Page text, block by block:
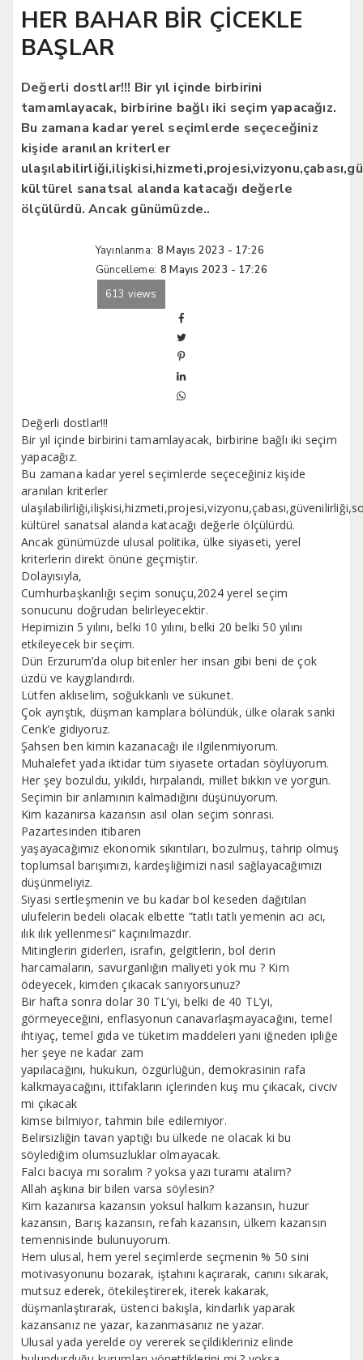
HER BAHAR BİR ÇİCEKLE
BAŞLAR
Değerli dostlar!!! Bir yıl içinde birbirini
tamamlayacak, birbirine bağlı iki seçim yapacağız.
Bu zamana kadar yerel seçimlerde seçeceğiniz
kişide aranılan kriterler
kültürel sanatsal alanda katacağı değerle
ölçülürdü. Ancak günümüzde..
Yayınlanma: 8 Mayıs 2023 - 17:26
Güncelleme: 8 Mayıs 2023 - 17:26
613 views
Değerli dostlar!!!
Bir yıl içinde birbirini tamamlayacak, birbirine bağlı iki seçim
yapacağız.
Bu zamana kadar yerel seçimlerde seçeceğiniz kişide
aranılan kriterler
kültürel sanatsal alanda katacağı değerle ölçülürdü.
Ancak günümüzde ulusal politika, ülke siyaseti, yerel
kriterlerin direkt önüne geçmiştir.
Dolayısıyla,
Cumhurbaşkanlığı seçim sonuçu,2024 yerel seçim
sonucunu doğrudan belirleyecektir.
Hepimizin 5 yılını, belki 10 yılını, belki 20 belki 50 yılını
etkileyecek bir seçim.
Dün Erzurum’da olup bitenler her insan gibi beni de çok
üzdü ve kaygılandırdı.
Lütfen aklıselim, soğukkanlı ve sükunet.
Çok ayrıştık, düşman kamplara bölündük, ülke olarak sanki
Cenk’e gidiyoruz.
Şahsen ben kimin kazanacağı ile ilgilenmiyorum.
Muhalefet yada iktidar tüm siyasete ortadan söylüyorum.
Her şey bozuldu, yıkıldı, hırpalandı, millet bıkkın ve yorgun.
Seçimin bir anlamının kalmadığını düşünüyorum.
Kim kazanırsa kazansın asıl olan seçim sonrası.
Pazartesinden itibaren
yaşayacağımız ekonomik sıkıntıları, bozulmuş, tahrip olmuş
toplumsal barışımızı, kardeşliğimizi nasıl sağlayacağımızı
düşünmeliyiz.
Siyasi sertleşmenin ve bu kadar bol keseden dağıtılan
ulufelerin bedeli olacak elbette ”tatlı tatlı yemenin acı acı,
ılık ılık yellenmesi” kaçınılmazdır.
Mitinglerin giderleri, israfın, gelgitlerin, bol derin
harcamaların, savurganlığın maliyeti yok mu ? Kim
ödeyecek, kimden çıkacak sanıyorsunuz?
Bir hafta sonra dolar 30 TL’yi, belki de 40 TL’yi,
görmeyeceğini, enflasyonun canavarlaşmayacağını, temel
ihtiyaç, temel gıda ve tüketim maddeleri yani iğneden ipliğe
her şeye ne kadar zam
yapılacağını, hukukun, özgürlüğün, demokrasinin rafa
kalkmayacağını, ittifakların içlerinden kuş mu çıkacak, civciv
mi çıkacak
kimse bilmiyor, tahmin bile edilemiyor.
Belirsizliğin tavan yaptığı bu ülkede ne olacak ki bu
söylediğim olumsuzluklar olmayacak.
Falcı bacıya mı soralım ? yoksa yazı turamı atalım?
Allah aşkına bir bilen varsa söylesin?
Kim kazanırsa kazansın yoksul halkım kazansın, huzur
kazansın, Barış kazansın, refah kazansın, ülkem kazansın
temennisinde bulunuyorum.
Hem ulusal, hem yerel seçimlerde seçmenin % 50 sini
motivasyonunu bozarak, iştahını kaçırarak, canını sıkarak,
mutsuz ederek, ötekileştirerek, iterek kakarak,
düşmanlaştırarak, üstenci bakışla, kindarlık yaparak
kazansanız ne yazar, kazanmasanız ne yazar.
Ulusal yada yerelde oy vererek seçildikleriniz elinde